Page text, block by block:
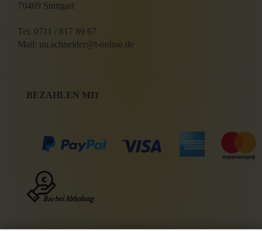
70469 Stuttgart
Tel: 0711 / 817 89 67
Mail: uu.schneider@t-online.de
BEZAHLEN MIT